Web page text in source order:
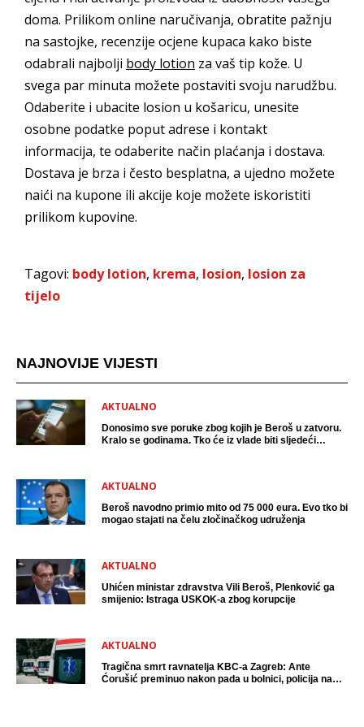
doma. Prilikom online naručivanja, obratite pažnju
na sastojke, recenzije ocjene kupaca kako biste
odabrali najbolji body lotion za vaš tip kože. U
svega par minuta možete postaviti svoju narudžbu.
Odaberite i ubacite losion u košaricu, unesite
osobne podatke poput adrese i kontakt
informacija, te odaberite način plaćanja i dostava.
Dostava je brza i često besplatna, a ujedno možete
naići na kupone ili akcije koje možete iskoristiti
prilikom kupovine.
Tagovi: body lotion, krema, losion, losion za
tijelo
NAJNOVIJE VIJESTI
AKTUALNO
Donosimo sve poruke zbog kojih je Beroš u zatvoru.
Kralo se godinama. Tko će iz vlade biti sljedeći
AKTUALNO
Beroš navodno primio mito od 75 000 eura. Evo tko bi
mogao stajati na čelu zločinačkog udruženja
AKTUALNO
Uhićen ministar zdravstva Vili Beroš, Plenković ga
smijenio: Istraga USKOK-a zbog korupcije
AKTUALNO
Tragična smrt ravnatelja KBC-a Zagreb: Ante
Ćorušić preminuo nakon pada u bolnici, policija na